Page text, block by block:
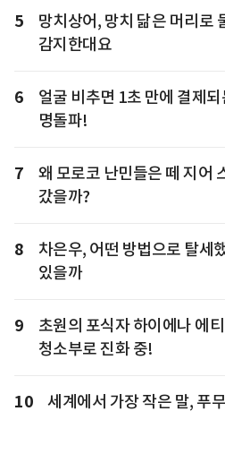
5
망치상어, 망치 닮은 머리로
감지한대요
6
얼굴 비추면 1초 만에 결제
명돌파!
7
왜 모로코 난민들은 떼 지어
갔을까?
8
차은우, 어떤 방법으로 탈세
있을까
9
초원의 포식자 하이에나 에
청소부로 진화 중!
10 세계에서 가장 작은 말, 푸